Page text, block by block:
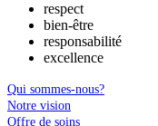
respect
bien-être
responsabilité
excellence
Qui sommes-nous?
Notre vision
Offre de soins